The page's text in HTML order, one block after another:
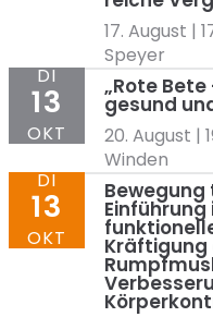
17. August |
Speyer
„Rote
gesund
20. August |
Winden
DI
13
OKT
Einführung
Kräftigung
DI
13
OKT